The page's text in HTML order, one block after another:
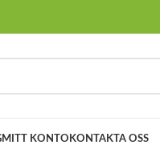
MITT KONTO KONTAKTA OSS